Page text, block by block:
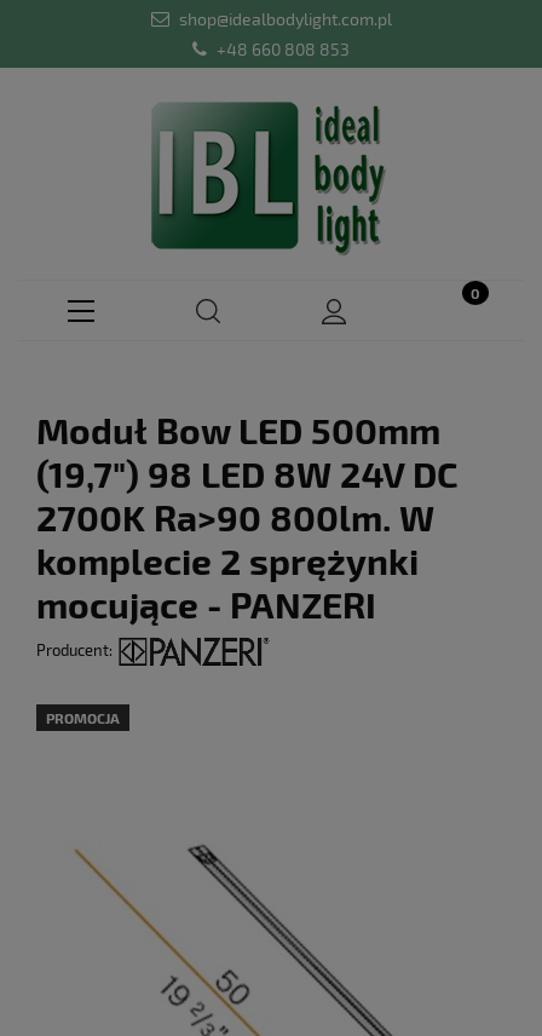
shop@idealbodylight.com.pl
+48 660 808 853
Moduł Bow LED 500mm
(19,7") 98 LED 8W 24V DC
2700K Ra>90 800lm. W
komplecie 2 sprężynki
mocujące - PANZERI
Producent:
PROMOCJA